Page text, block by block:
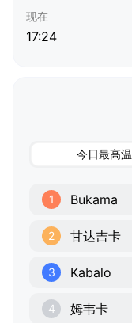
现在
17:24
今日最高温
1 Bukama
2 甘达吉卡
3 Kabalo
4 姆韦卡